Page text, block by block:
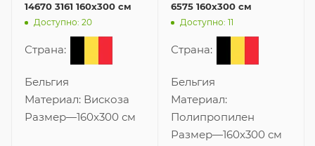
14670 3161 160x300 см
Доступно: 20
Страна:
Бельгия
Материал: Вискоза
Размер—160x300 см
6575 160x300 см
Доступно: 11
Страна:
Бельгия
Материал:
Полипропилен
Размер—160x300 см